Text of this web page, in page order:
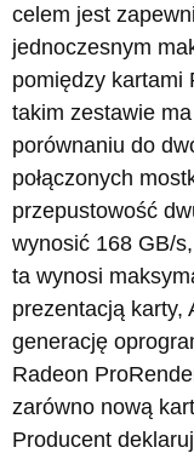
celem jest
jednoczesnym
pomiędzy kartami
takim zestawie
porównaniu do
połączonych
przepustowość
wynosić 168 GB/
ta wynosi
prezentacją karty,
generację
Radeon
zarówno nową
Producent